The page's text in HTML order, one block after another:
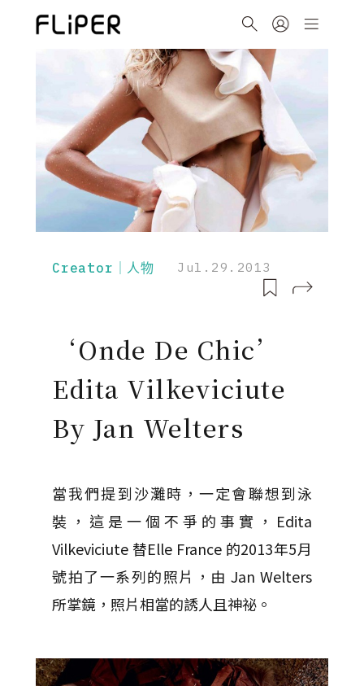
Creator｜人物 Jul.29.2013
‘Onde De Chic’
Edita Vilkeviciute
By Jan Welters
當我們提到沙灘時，一定會聯想到泳
裝，這是一個不爭的事實，Edita
Vilkeviciute 替Elle France 的2013年5月
號拍了一系列的照片，由 Jan Welters
所掌鏡，照片相當的誘人且神祕。